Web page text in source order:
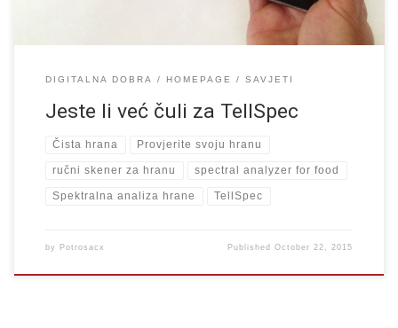
DIGITALNA DOBRA HOMEPAGE SAVJETI
Jeste li već čuli za TellSpec
Čista hrana Provjerite svoju hranu
ručni skener za hranu spectral analyzer for food
Spektralna analiza hrane TellSpec
by Potrosacx PublishedOctober 22, 2015